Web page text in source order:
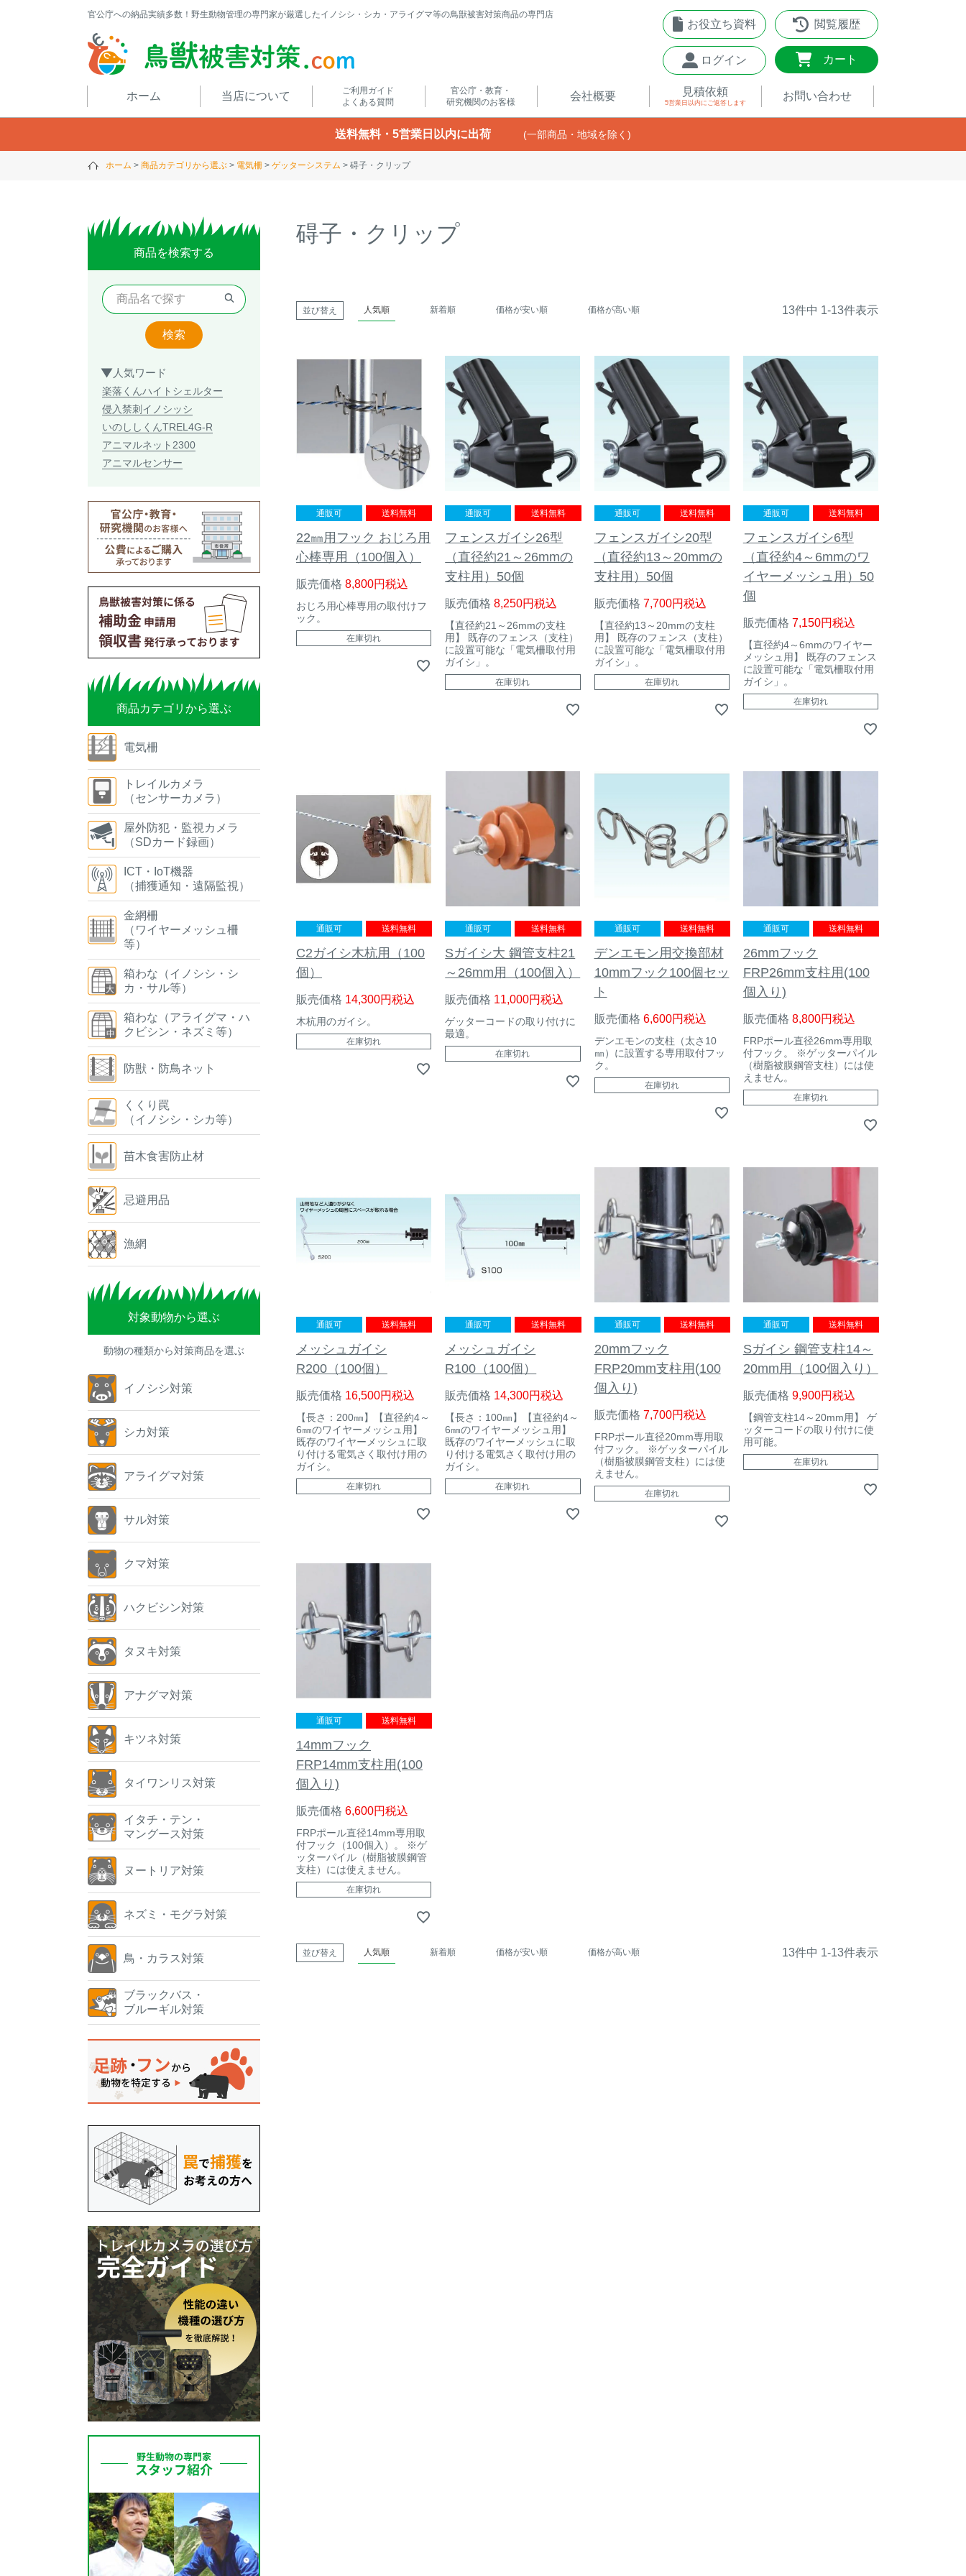
官公庁への納品実績多数！野生動物管理の専門家が厳選したイノシシ・シカ・アライグマ等の鳥獣被害対策商品の専門店
お役立ち資料 閲覧履歴
ログイン カート
ホーム 当店について
ご利用ガイド
よくある質問
官公庁・教育・
研究機関のお客様
会社概要 見積依頼
5営業日以内 にご返答します
お問い合わせ
送料無料・5営業日以内に出荷 (一部商品・地域を除く)
ホーム 商品カテゴリから選ぶ 電気柵 ゲッターシステム 碍子・クリップ
商品を検索する
検索
人気ワード
楽落くんハイトシェルター
侵入禁刺 イノシッシ
いのししくんTREL4G-R
アニマルネット2300
アニマルセンサー
商品カテゴリから選ぶ
電気柵
トレイルカメラ
（センサーカメラ）
屋外防犯・監視カメラ
（SDカード録画）
ICT・IoT機器
（捕獲通知・遠隔監視）
金網柵
（ワイヤーメッシュ柵
等）
箱わな（イノシシ・シ
カ・サル等）
箱わな（アライグマ・ハ
クビシン・ネズミ等）
防獣・防鳥ネット
くくり罠
（イノシシ・シカ等）
苗木食害防止材
忌避用品
漁網
対象動物から選ぶ
動物の種類から対策商品を選ぶ
イノシシ対策
シカ対策
アライグマ対策
サル対策
クマ対策
ハクビシン対策
タヌキ対策
アナグマ対策
キツネ対策
タイワンリス対策
イタチ・テン・
マングース対策
ヌートリア対策
ネズミ・モグラ対策
鳥・カラス対策
ブラックバス・
ブルーギル対策
碍子・クリップ
並び替え 人気順 新着順 価格が安い順 価格が高い順 13件中 1-13件表示
通販可 送料無料
22㎜用フック おじろ用
心棒専用（100個入）
販売価格 8,800 税込
おじろ用心棒専用の取付けフ
ック。
在庫切れ
通販可 送料無料
フェンスガイシ26型
（直径約21～26mmの
支柱用）50個
販売価格 8,250 税込
【直径約21～26mmの支柱
用】 既存のフェンス（支柱）
に設置可能な「電気柵取付用
ガイシ」。
在庫切れ
通販可 送料無料
フェンスガイシ20型
（直径約13～20mmの
支柱用）50個
販売価格 7,700 税込
【直径約13～20mmの支柱
用】 既存のフェンス（支柱）
に設置可能な「電気柵取付用
ガイシ」。
在庫切れ
通販可 送料無料
フェンスガイシ6型
（直径約4～6mmのワ
イヤーメッシュ用）50
個
販売価格 7,150 税込
【直径約4～6mmのワイヤー
メッシュ用】 既存のフェンス
に設置可能な「電気柵取付用
ガイシ」。
在庫切れ
通販可 送料無料
C2ガイシ木杭用（100
個）
販売価格 14,300 税込
木杭用のガイシ。
在庫切れ
通販可 送料無料
Sガイシ大 鋼管支柱21
～26mm用（100個入）
販売価格 11,000 税込
ゲッターコードの取り付けに
最適。
在庫切れ
通販可 送料無料
デンエモン用交換部材
10mmフック100個セッ
ト
販売価格 6,600 税込
デンエモンの支柱（太さ10
㎜）に設置する専用取付フッ
ク。
在庫切れ
通販可 送料無料
26mmフック
FRP26mm支柱用(100
個入り)
販売価格 8,800 税込
FRPポール直径26mm専用取
付フック。 ※ゲッターパイル
（樹脂被膜鋼管支柱）には使
えません。
在庫切れ
通販可 送料無料
メッシュガイシ
R200（100個）
販売価格 16,500 税込
【長さ：200㎜】【直径約4～
6㎜のワイヤーメッシュ用】
既存のワイヤーメッシュに取
り付ける電気さく取付け用の
ガイシ。
在庫切れ
通販可 送料無料
メッシュガイシ
R100（100個）
販売価格 14,300 税込
【長さ：100㎜】【直径約4～
6㎜のワイヤーメッシュ用】
既存のワイヤーメッシュに取
り付ける電気さく取付け用の
ガイシ。
在庫切れ
通販可 送料無料
20mmフック
FRP20mm支柱用(100
個入り)
販売価格 7,700 税込
FRPポール直径20mm専用取
付フック。 ※ゲッターパイル
（樹脂被膜鋼管支柱）には使
えません。
在庫切れ
通販可 送料無料
Sガイシ 鋼管支柱14～
20mm用（100個入り）
販売価格 9,900 税込
【鋼管支柱14～20mm用】 ゲ
ッターコードの取り付けに使
用可能。
在庫切れ
通販可 送料無料
14mmフック
FRP14mm支柱用(100
個入り)
販売価格 6,600 税込
FRPポール直径14mm専用取
付フック（100個入）。 ※ゲ
ッターパイル（樹脂被膜鋼管
支柱）には使えません。
在庫切れ
並び替え 人気順 新着順 価格が安い順 価格が高い順 13件中 1-13件表示